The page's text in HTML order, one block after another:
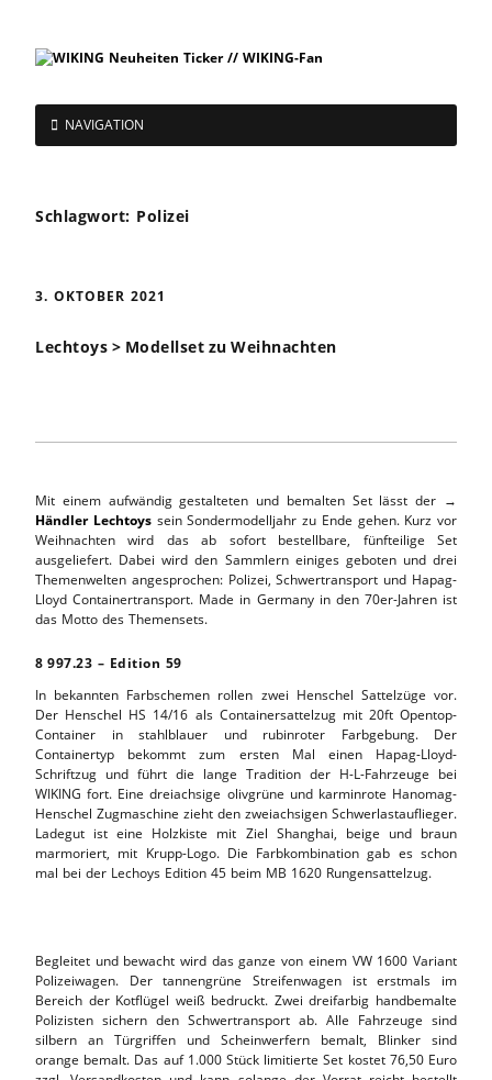
NAVIGATION
Schlagwort: Polizei
3. OKTOBER 2021
Lechtoys > Modellset zu Weihnachten
Mit einem aufwändig gestalteten und bemalten Set lässt der →
Händler Lechtoyssein Sondermodelljahr zu Ende gehen. Kurz vor
Weihnachten wird das ab sofort bestellbare, fünfteilige Set
ausgeliefert. Dabei wird den Sammlern einiges geboten und drei
Themenwelten angesprochen: Polizei, Schwertransport und Hapag-
Lloyd Containertransport. Made in Germany in den 70er-Jahren ist
das Motto des Themensets.
8 997.23 – Edition 59
In bekannten Farbschemen rollen zwei Henschel Sattelzüge vor.
Der Henschel HS 14/16 als Containersattelzug mit 20ft Opentop-
Container in stahlblauer und rubinroter Farbgebung. Der
Containertyp bekommt zum ersten Mal einen Hapag-Lloyd-
Schriftzug und führt die lange Tradition der H-L-Fahrzeuge bei
WIKING fort. Eine dreiachsige olivgrüne und karminrote Hanomag-
Henschel Zugmaschine zieht den zweiachsigen Schwerlastauflieger.
Ladegut ist eine Holzkiste mit Ziel Shanghai, beige und braun
marmoriert, mit Krupp-Logo. Die Farbkombination gab es schon
mal bei der Lechoys Edition 45 beim MB 1620 Rungensattelzug.
Begleitet und bewacht wird das ganze von einem VW 1600 Variant
Polizeiwagen. Der tannengrüne Streifenwagen ist erstmals im
Bereich der Kotflügel weiß bedruckt. Zwei dreifarbig handbemalte
Polizisten sichern den Schwertransport ab. Alle Fahrzeuge sind
silbern an Türgriffen und Scheinwerfern bemalt, Blinker sind
orange bemalt. Das auf 1.000 Stück limitierte Set kostet 76,50 Euro